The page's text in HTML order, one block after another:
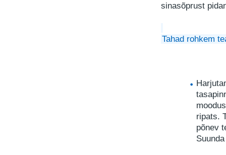
sinasõprust
Tahad rohkem
ripats.
põnev